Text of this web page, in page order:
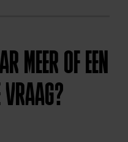
jouw wensen en
MEER OF EEN
VRAAG?